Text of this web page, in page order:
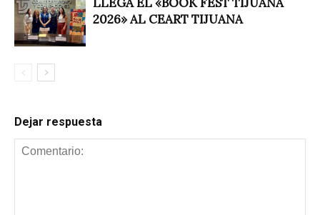
2026» AL CEART TIJUANA
Dejar respuesta